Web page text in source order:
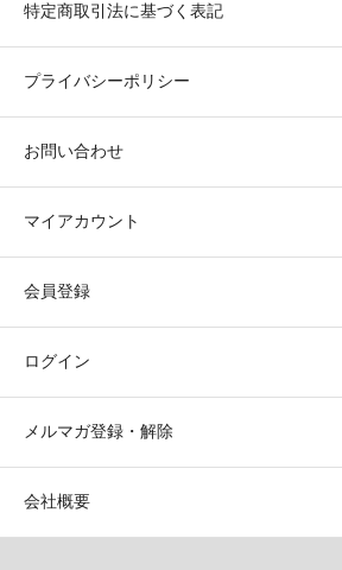
特定商取引法に基づく表記
プライバシーポリシー
お問い合わせ
マイアカウント
会員登録
ログイン
メルマガ登録・解除
会社概要